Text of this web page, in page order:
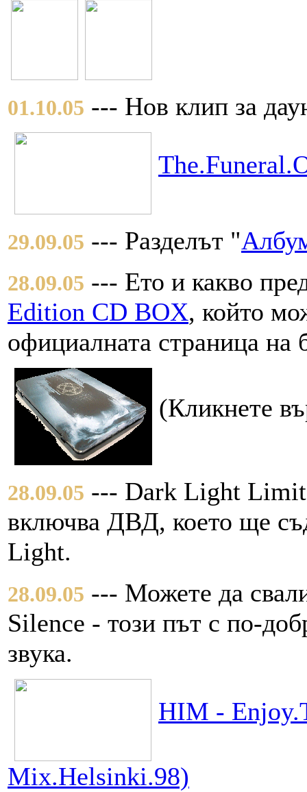
01.10.05 --- Нов клип за
29.09.05 --- Разделът "
28.09.05 --- Ето и какво
Edition CD BOX, който
официалната страница на
(Кликнете
28.09.05 --- Dark Light
включва ДВД, което ще
Light.
28.09.05 --- Можете да
Silence - този път с по-
звука.
HIM -
Mix.Helsinki.98)